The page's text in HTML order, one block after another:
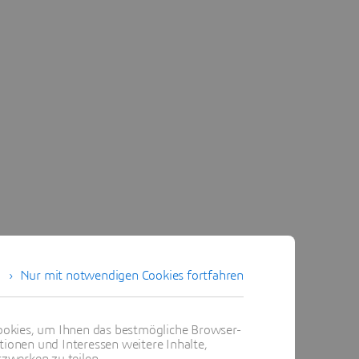
Nur mit notwendigen Cookies fortfahren
um Ihnen das bestmögliche Browser-
und Interessen weitere Inhalte,